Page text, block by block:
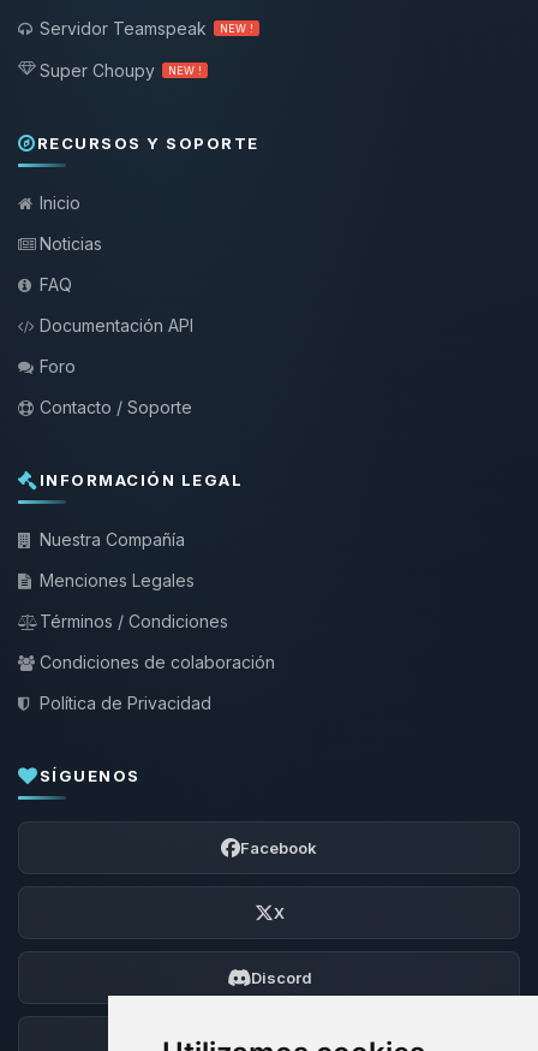
Servidor Teamspeak
NEW !
Super Choupy NEW !
RECURSOS Y SOPORTE
Inicio
Noticias
FAQ
Documentación API
Foro
Contacto / Soporte
INFORMACIÓN LEGAL
Nuestra Compañía
Menciones Legales
Términos / Condiciones
Condiciones de colaboración
Política de Privacidad
SÍGUENOS
Facebook
X
Discord
Foro